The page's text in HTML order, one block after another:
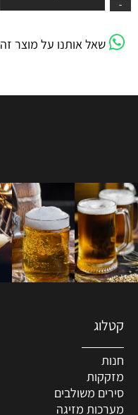
שאל אותנו על מוצר זה
קטלוג
חנות
מזקקות
סירים משולבים
מערכות מזיגה